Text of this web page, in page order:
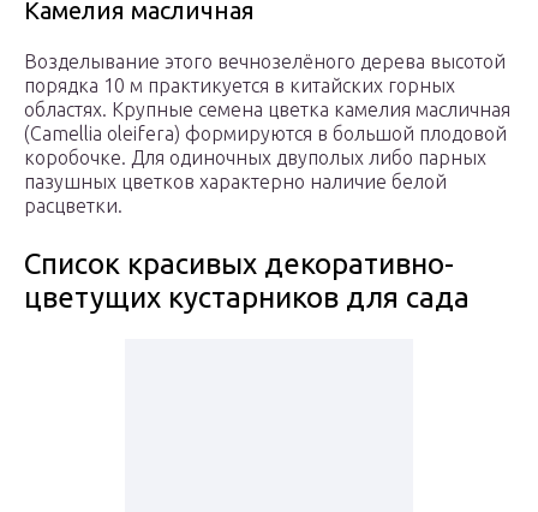
Камелия масличная
Возделывание этого вечнозелёного дерева высотой
порядка 10 м практикуется в китайских горных
областях. Крупные семена цветка камелия масличная
(Camellia oleifera) формируются в большой плодовой
коробочке. Для одиночных двуполых либо парных
пазушных цветков характерно наличие белой
расцветки.
Список красивых декоративно-
цветущих кустарников для сада